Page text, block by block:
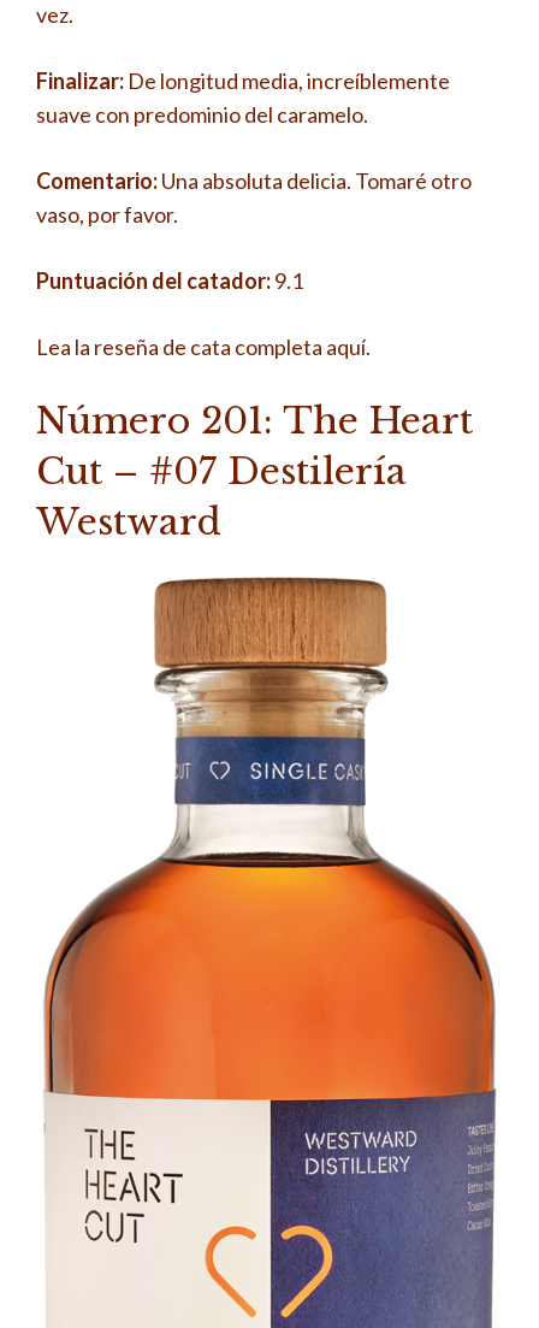
vez.
Finalizar: De longitud media, increíblemente
suave con predominio del caramelo.
Comentario:Una absoluta delicia. Tomaré otro
vaso, por favor.
Puntuación del catador:9.1
Lea la reseña de cata completa aquí.
Número 201: The Heart
Cut – #07 Destilería
Westward